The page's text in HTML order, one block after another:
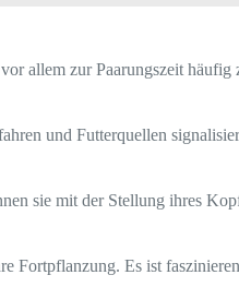
allem zur Paarungszeit
und Futterquellen
sie mit der Stellung ihres
Es ist